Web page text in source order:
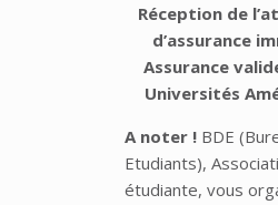
Réception de
d’assurance
Assurance
Universités
A noter ! BDE
Etudiants),
étudiante, vous